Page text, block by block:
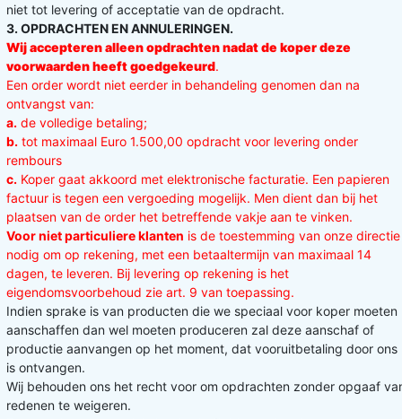
niet tot levering of acceptatie van de opdracht.
3. OPDRACHTEN EN ANNULERINGEN.
Wij accepteren alleen opdrachten nadat de koper deze
voorwaarden heeft goedgekeurd.
Een order wordt niet eerder in behandeling genomen dan na
ontvangst van:
a. de volledige betaling;
b. tot maximaal Euro 1.500,00 opdracht voor levering onder
rembours
c. Koper gaat akkoord met elektronische facturatie. Een papieren
factuur is tegen een vergoeding mogelijk. Men dient dan bij het
plaatsen van de order het betreffende vakje aan te vinken.
Voor niet particuliere klanten is de toestemming van onze directie
nodig om op rekening, met een betaaltermijn van maximaal 14
dagen, te leveren. Bij levering op rekening is het
eigendomsvoorbehoud zie art. 9 van toepassing.
Indien sprake is van producten die we speciaal voor koper moeten
aanschaffen dan wel moeten produceren zal deze aanschaf of
productie aanvangen op het moment, dat vooruitbetaling door ons
is ontvangen.
Wij behouden ons het recht voor om opdrachten zonder opgaaf
redenen te weigeren.